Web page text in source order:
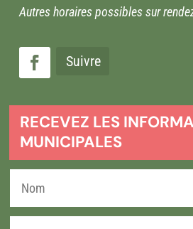
Autres horaires possibles sur
Suivre
RECEVEZ LES
MUNICIPALES